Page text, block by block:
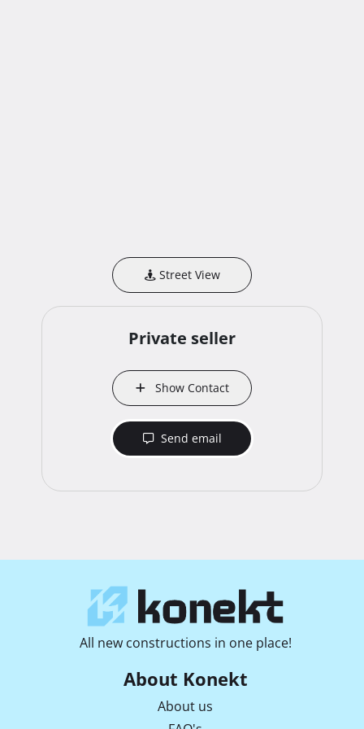
Street View
Private seller
Show Contact
Send email
All new constructions in one place!
About Konekt
About us